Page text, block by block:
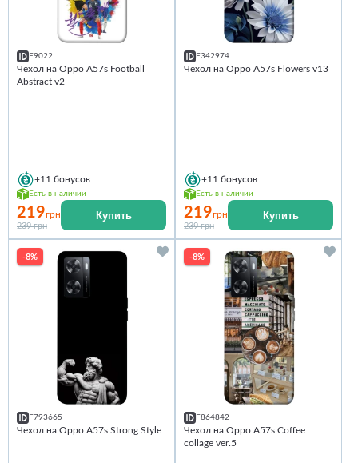
F9022
Чехол на Oppo A57s Football
Abstract v2
+11 бонусов
Есть в наличии
219грн
239 грн
Купить
F342974
Чехол на Oppo A57s Flowers v13
+11 бонусов
Есть в наличии
219грн
239 грн
Купить
-8%
F793665
Чехол на Oppo A57s Strong Style
-8%
F864842
Чехол на Oppo A57s Coffee
collage ver.5